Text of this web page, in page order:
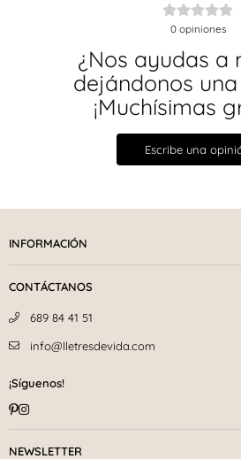
0 opiniones
¿Nos ayudas a
dejándonos
¡Muchísimas
Escribe una
INFORMACIÓN
CONTÁCTANOS
689 84 41 51
info@lletresdevida.com
¡Síguenos!
Pinterest
Instagram
NEWSLETTER